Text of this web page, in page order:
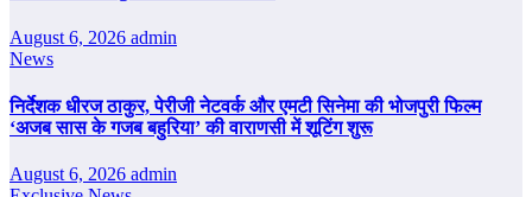
August 6, 2026 admin
News
निर्देशक धीरज ठाकुर, पेरीजी नेटवर्क और एमटी सिनेमा की भोजपुरी फिल्म
‘अजब सास के गजब बहुरिया’ की वाराणसी में शूटिंग शुरू
August 6, 2026 admin